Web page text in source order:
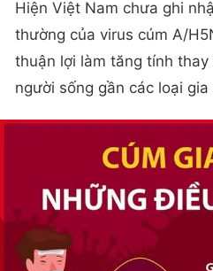
Hiện Việt Nam chưa ghi
thường của virus cúm A/
thuận lợi làm tăng tính
người sống gần các loại gia